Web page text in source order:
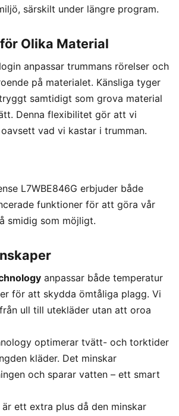
särskilt under längre program.
Olika Material
anpassar trummans rörelser och
på materialet. Känsliga tyger
samtidigt som grova material
Denna flexibilitet gör att vi
vad vi kastar i trumman.
L7WBE846G erbjuder både
funktioner för att göra vår
smidig som möjligt.
anpassar både temperatur
för att skydda ömtåliga plagg. Vi
ull till utekläder utan att oroa
optimerar tvätt- och torktider
kläder. Det minskar
och sparar vatten – ett smart
ett extra plus då den minskar